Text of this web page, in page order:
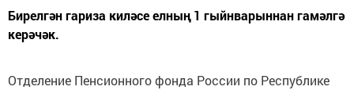
Бирелгән гариза киләсе елның 1 гыйнварыннан гамәлгә
керәчәк.
Отделение Пенсионного фонда России по Республике